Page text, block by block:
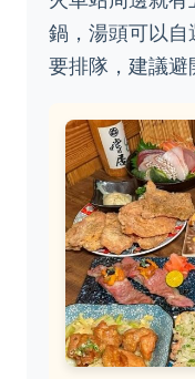
鍋，湯頭可以
要排隊，建議避